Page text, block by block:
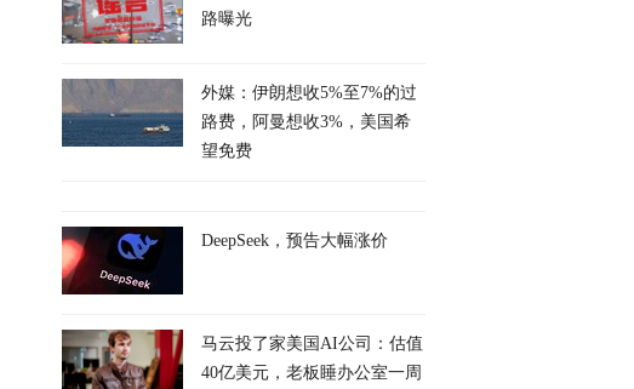
路曝光
外媒：伊朗想收5%至7%的过
路费，阿曼想收3%，美国希
望免费
DeepSeek，预告大幅涨价
马云投了家美国AI公司：估值
40亿美元，老板睡办公室一周